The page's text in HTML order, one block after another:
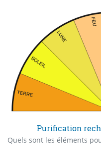
Purification
Quels sont les éléments